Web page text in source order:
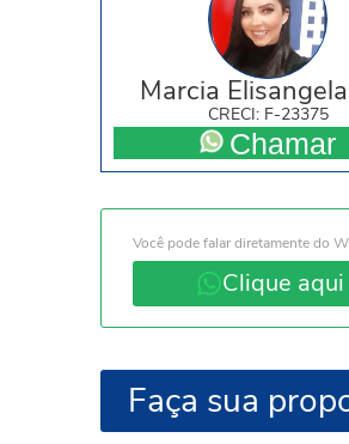
Marcia Elisangela
CRECI: F-23375
Chamar
Você pode falar diretamente do
Clique aqui
Faça sua